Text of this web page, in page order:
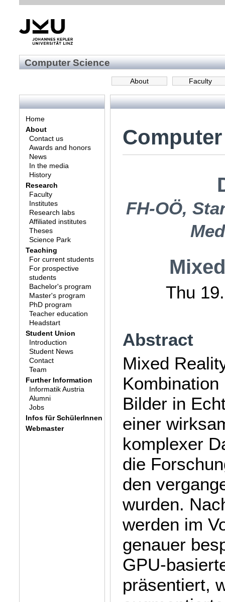
Computer Science
Faculty
About
Home
About
Contact us
Awards and honors
News
In the media
History
Research
Faculty
Institutes
Research labs
Affiliated institutes
Theses
Science Park
Teaching
For current students
For prospective
students
Bachelor's program
Master's program
PhD program
Teacher education
Headstart
Student Union
Introduction
Student News
Contact
Team
Further Information
Informatik Austria
Alumni
Jobs
Infos für SchülerInnen
Webmaster
FH-OÖ,
Thu
Abstract
Mixed
Bilder in
einer
komplexer
die
den
wurden.
werden im
genauer
GPU-
präsentiert,